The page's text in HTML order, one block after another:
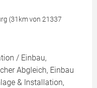
(31km von 21337
/ Einbau,
Abgleich, Einbau
& Installation,